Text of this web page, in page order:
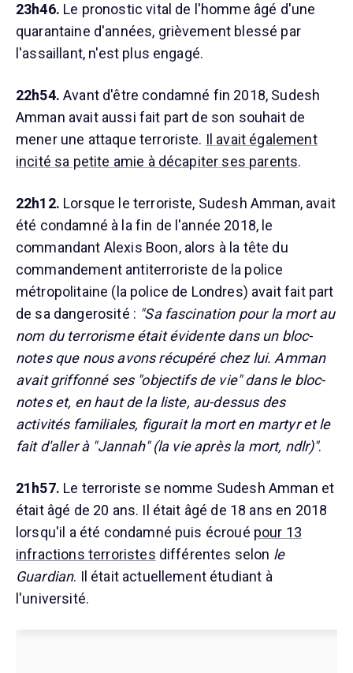
23h46. Le pronostic vital de l'homme âgé d'une
quarantaine d'années, grièvement blessé par
l'assaillant, n'est plus engagé.
22h54. Avant d'être condamné fin 2018, Sudesh
Amman avait aussi fait part de son souhait de
mener une attaque terroriste. Il avait également
incité sa petite amie à décapiter ses parents.
22h12. Lorsque le terroriste, Sudesh Amman, avait
été condamné à la fin de l'année 2018, le
commandant Alexis Boon, alors à la tête du
commandement antiterroriste de la police
métropolitaine (la police de Londres) avait fait part
de sa dangerosité : "Sa fascination pour la mort au
nom du terrorisme était évidente dans un bloc-
notes que nous avons récupéré chez lui. Amman
avait griffonné ses "objectifs de vie" dans le bloc-
notes et, en haut de la liste, au-dessus des
activités familiales, figurait la mort en martyr et le
fait d'aller à "Jannah" (la vie après la mort, ndlr)".
21h57. Le terroriste se nomme Sudesh Amman et
était âgé de 20 ans. Il était âgé de 18 ans en 2018
lorsqu'il a été condamné puis écroué pour 13
infractions terroristes différentes selon le
Guardian. Il était actuellement étudiant à
l'université.